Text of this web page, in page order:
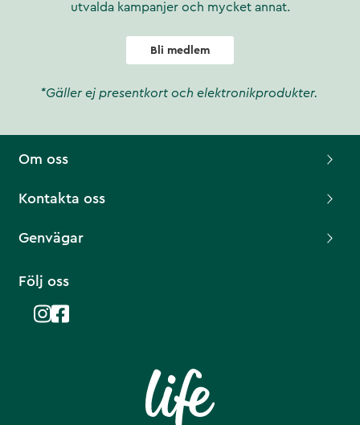
utvalda kampanjer och mycket annat.
Bli medlem
*Gäller ej presentkort och elektronikprodukter.
Om oss
Kontakta oss
Genvägar
Följ oss